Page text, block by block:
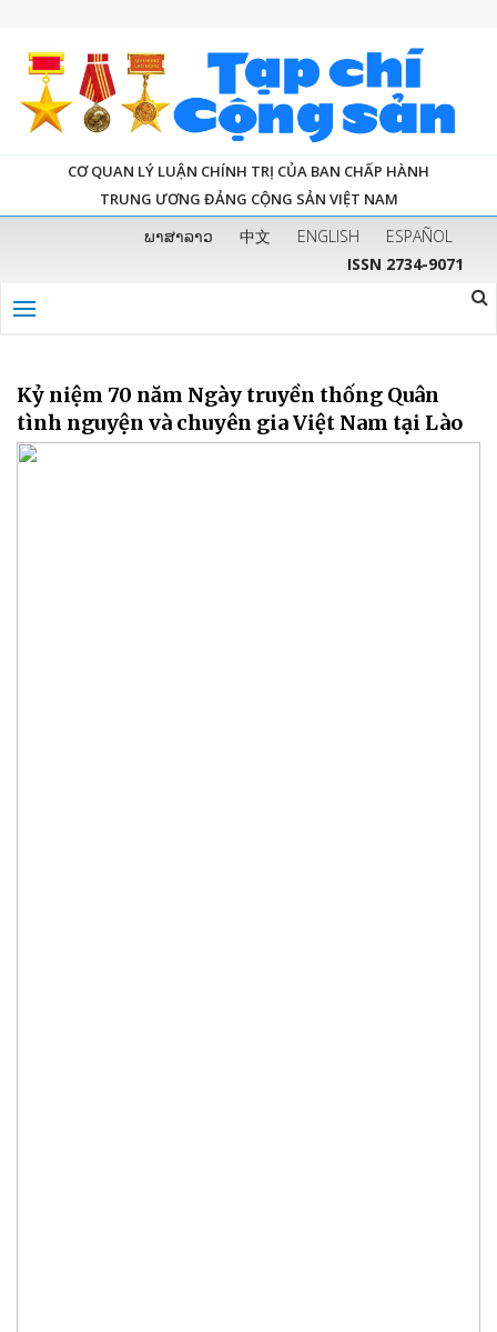
CƠ QUAN LÝ LUẬN CHÍNH TRỊ CỦA BAN CHẤP HÀNH
TRUNG ƯƠNG ĐẢNG CỘNG SẢN VIỆT NAM
ພາສາລາວ 中文 ENGLISH
ESPAÑOL
ISSN 2734-9071
Kỷ niệm 70 năm Ngày truyền thống Quân
tình nguyện và chuyên gia Việt Nam tại Lào